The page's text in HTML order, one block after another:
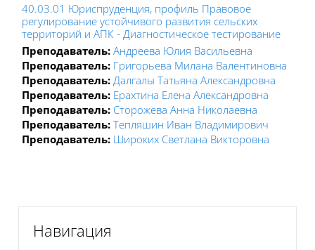
40.03.01 Юриспруденция, профиль Правовое
регулирование устойчивого развития сельских
территорий и АПК - Диагностическое тестирование
Преподаватель: Андреева Юлия Васильевна
Преподаватель: Григорьева Милана Валентиновна
Преподаватель: Далгалы Татьяна Александровна
Преподаватель: Ерахтина Елена Александровна
Преподаватель: Сторожева Анна Николаевна
Преподаватель: Тепляшин Иван Владимирович
Преподаватель: Широких Светлана Викторовна
Навигация